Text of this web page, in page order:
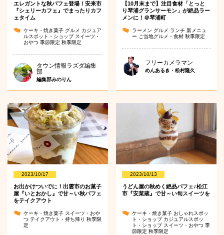
エレガントな秋パフェ登場！安来市
『シェリーカフェ』でまったりカフ
ェタイム
ケーキ・焼き菓子 グルメ カジュア
ルスポット・ショップ スイーツ・
おやつ 季節限定 秋季限定
タウン情報ラズダ編集
部
編集部みのりん
【10月末まで】注目食材「とっと
り琴浦グランサーモン」が絶品ラー
メンに！＠琴浦町
ラーメン グルメ ランチ新メニュ
ー ご当地グルメ・食材秋季限定
フリーカメラマン
めんあるき・松村隆久
2023/10/17
お出かけついでに！出雲市のお菓子
屋『いとおかし』で甘～い秋パフェ
をテイクアウト
ケーキ・焼き菓子 スイーツ・おや
つ テイクアウト・持ち帰り 秋季限
定
2023/10/13
うどん屋の秋めく絶品パフェ♪松江
市『安菜蔵』で甘～い旬スイーツを
ケーキ・焼き菓子 おしゃれスポッ
ト・ショップ カジュアルスポッ
ト・ショップ スイーツ・おやつ季
節限定秋季限定